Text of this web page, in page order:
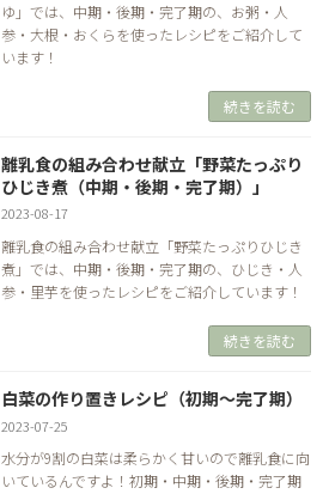
ゆ」では、中期・後期・完了期の、お粥・人
参・大根・おくらを使ったレシピをご紹介して
います！
続きを読む
離乳食の組み合わせ献立「野菜たっぷり
ひじき煮（中期・後期・完了期）」
2023-08-17
離乳食の組み合わせ献立「野菜たっぷりひじき
煮」では、中期・後期・完了期の、ひじき・人
参・里芋を使ったレシピをご紹介しています！
続きを読む
白菜の作り置きレシピ（初期～完了期）
2023-07-25
水分が9割の白菜は柔らかく甘いので離乳食に向
いているんですよ！初期・中期・後期・完了期